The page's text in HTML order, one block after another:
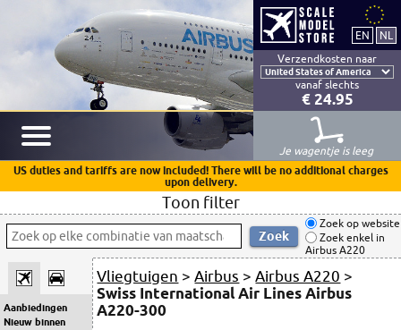
Verzendkosten naar
vanaf slechts
€ 24.95
Je wagentje is leeg
US duties and tariffs are now included! There will be no additional charges
upon delivery.
Toon filter
Zoek op website
Zoek enkel in
Airbus A220
Aanbiedingen
Nieuw binnen
Vliegtuigen >Airbus >Airbus A220 >
Swiss International Air Lines Airbus
A220-300